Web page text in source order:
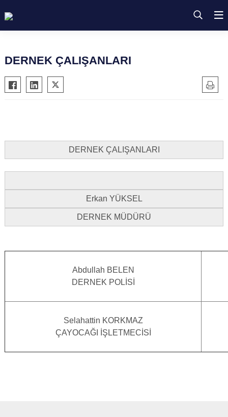
DERNEK ÇALIŞANLARI
DERNEK ÇALIŞANLARI
Erkan YÜKSEL
DERNEK MÜDÜRÜ
Abdullah BELEN
DERNEK POLİSİ
Selahattin KORKMAZ
ÇAYOCAĞI İŞLETMECİSİ